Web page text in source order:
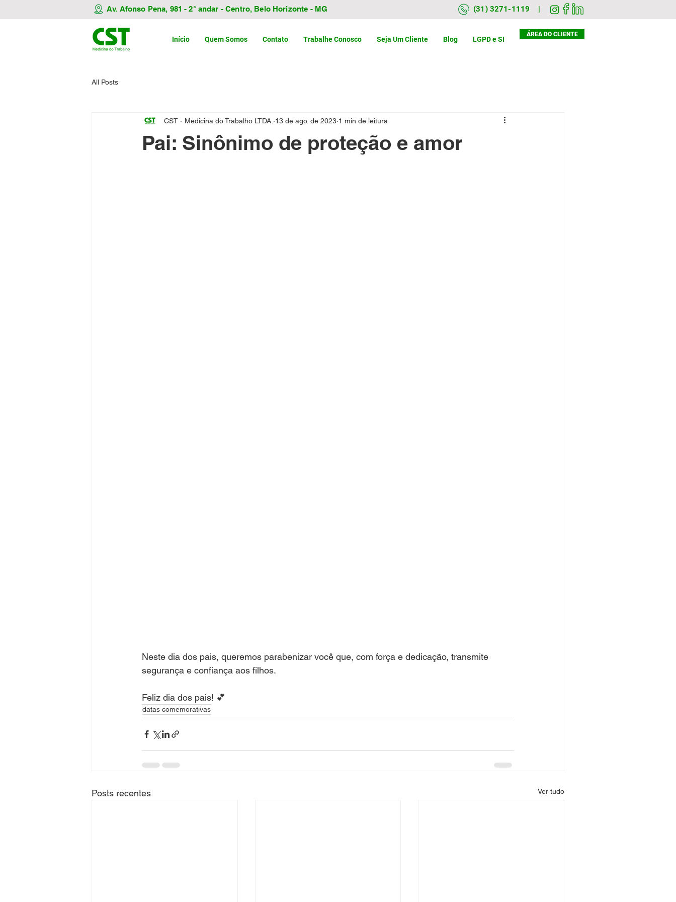
Av. Afonso Pena, 981 - 2° andar - Centro, Belo Horizonte - MG (31) 3271-1119 |
Início Quem Somos Contato Trabalhe Conosco Seja Um Cliente Blog LGPD e SI
ÁREA DO CLIENTE
All Posts
Pai: Sinônimo de proteção e amor
CST - Medicina do Trabalho LTDA. 13 de ago. de 2023 1 min de leitura
Neste dia dos pais, queremos parabenizar você que, com força e dedicação, transmite
segurança e confiança aos filhos.
Feliz dia dos pais! 💕
datas comemorativas
Posts recentes Ver tudo